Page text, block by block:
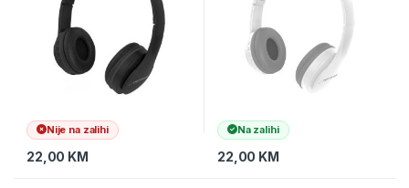
Nije na zalihi
22,00 KM
Na zalihi
22,00 KM